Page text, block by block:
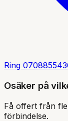
Ring
Osäker på
Få offert från
förbindelse.